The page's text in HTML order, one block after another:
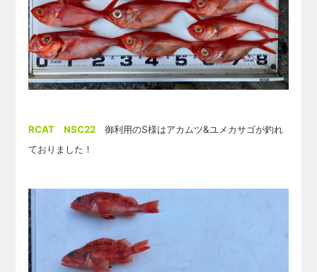
RCAT NSC22 御利用のS様はアカムツ&ユメカサゴが釣れ
ておりました！